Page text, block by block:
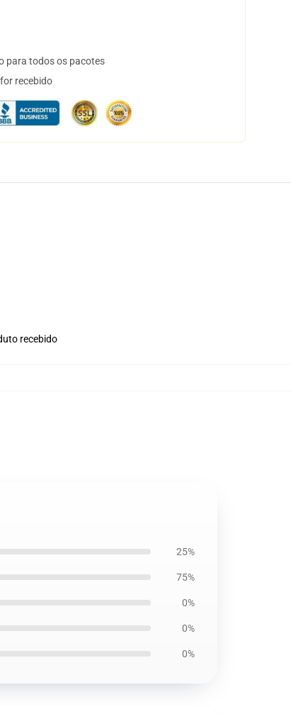
para todos os pacotes
recebido
recebido
25%
75%
0%
0%
0%